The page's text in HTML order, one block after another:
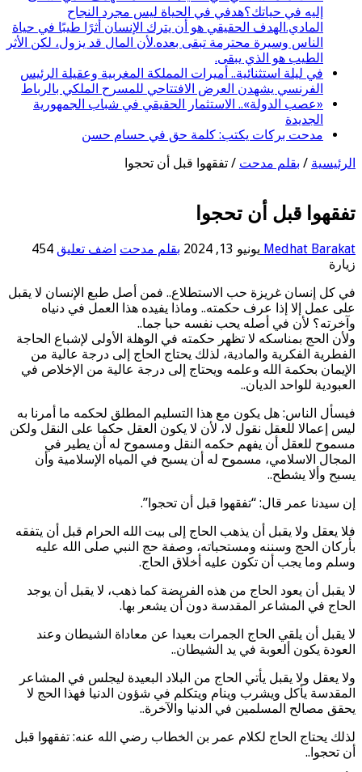
إليه في حياتك؟هدفي في الحياة ليس مجرد النجاح
المادي.الهدف الحقيقي هو أن يترك الإنسان أثرًا طيبًا في حياة
الناس وسيرة محترمة تبقى بعده.لأن المال قد يزول، لكن الأثر
الطيب هو الذي يبقى.
في ليلة استثنائية.. أميرات المملكة المغربية وعقيلة الرئيس
الفرنسي يشهدن العرض الافتتاحي للمسرح الملكي بالرباط
«عصب الدولة».. الاستثمار الحقيقي في شباب الجمهورية
الجديدة
مدحت بركات يكتب: كلمة حق في حسام حسن
الرئيسية / بقلم مدحت / تفقهوا قبل أن تحجوا
تفقهوا قبل أن تحجوا
Medhat Barakat يونيو 13, 2024 بقلم مدحت اضف تعليق 454
زيارة
في كل إنسان غريزة حب الاستطلاع.. فمن أصل طبع الإنسان لا يقبل
على عمل إلا إذا عرف حكمته.. وماذا يفيده هذا العمل في دنياه
وآخرته؟ لأن في أصله يحب نفسه حبا جما..
ولأن الحج بمناسكه لا تظهر حكمته في الوهلة الأولى لإشباع الحاجة
الفطرية الفكرية والمادية، لذلك يحتاج الحاج إلى درجة عالية من
الإيمان بحكمة الله وعلمه ويحتاج إلى درجة عالية من الإخلاص في
العبودية للواحد الديان..
فيسأل الناس: هل يكون مع هذا التسليم المطلق لحكمه ما أمرنا به
ليس إعمالا للعقل نقول لا، لأن لا يكون العقل حكما على النقل ولكن
مسموح للعقل أن يفهم حكمه النقل ومسموح له أن يطير في
المجال الاسلامي، مسموح له أن يسبح في المياه الإسلامية وأن
يسبح وألا يشطح..
إن سيدنا عمر قال: “تفقهوا قبل أن تحجوا”.
فلا يعقل ولا يقبل أن يذهب الحاج إلى بيت الله الحرام قبل أن يتفقه
بأركان الحج وسننه ومستحباته، وصفة حج النبي صلى الله عليه
وسلم وما يجب أن تكون عليه أخلاق الحاج.
لا يقبل أن يعود الحاج من هذه الفريضة كما ذهب، لا يقبل أن يوجد
الحاج في المشاعر المقدسة دون أن يشعر بها.
لا يقبل أن يلقي الحاج الجمرات بعيدا عن معاداة الشيطان وعند
العودة يكون ألعوبة في يد الشيطان..
ولا يعقل ولا يقبل يأتي الحاج من البلاد البعيدة ليجلس في المشاعر
المقدسة يأكل ويشرب وينام ويتكلم في شؤون الدنيا فهذا الحج لا
يحقق مصالح المسلمين في الدنيا والآخرة..
لذلك يحتاج الحاج لكلام عمر بن الخطاب رضي الله عنه: تفقهوا قبل
أن تحجوا..